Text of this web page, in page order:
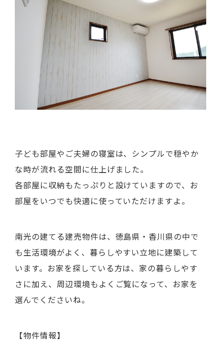
子ども部屋やご夫婦の寝室は、シンプルで穏やか
な時が流れる空間に仕上げました。
各部屋に収納もたっぷりと設けていますので、お
部屋をいつでも快適に使っていただけますよ。
南光の建てる建売物件は、徳島県・香川県の中で
も生活環境がよく、暮らしやすい立地に建築して
います。お家を探している方は、家の暮らしやす
さに加え、周辺環境もよくご覧になって、お家を
選んでくださいね。
【物件情報】